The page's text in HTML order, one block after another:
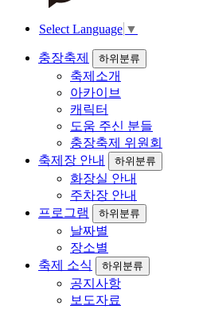
Select Language ▼
충장축제 하위분류
축제소개
아카이브
캐릭터
도움 주신 분들
충장축제 위원회
축제장 안내
하위분류
화장실 안내
주차장 안내
프로그램
하위분류
날짜별
장소별
축제 소식
하위분류
공지사항
보도자료